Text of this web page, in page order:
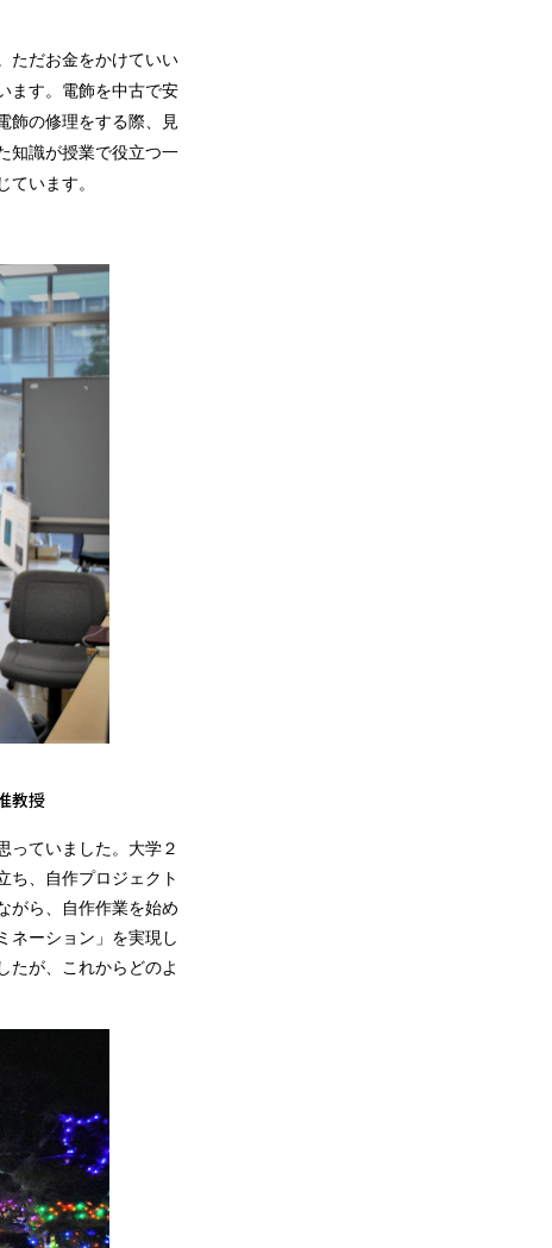
ただお金をかけていい
ます。電飾を中古で安
飾の修理をする際、見
知識が授業で役立つ一
います。
っていました。大学２
ち、自作プロジェクト
がら、自作作業を始め
ネーション」を実現し
たが、これからどのよ